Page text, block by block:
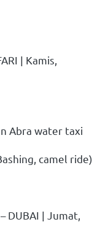
Abra water taxi
camel ride)